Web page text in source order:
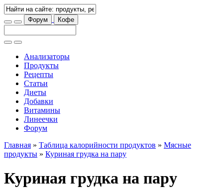
Форум Кофе
Анализаторы
Продукты
Рецепты
Статьи
Диеты
Добавки
Витамины
Линеечки
Форум
Главная » Таблица калорийности продуктов » Мясные
продукты » Куриная грудка на пару
Куриная грудка на пару